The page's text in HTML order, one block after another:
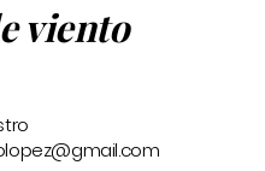
viento